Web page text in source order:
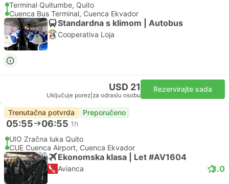
Terminal Quitumbe, Quito
Cuenca Bus Terminal, Cuenca Ekvador
Standardna s klimom | Autobus
Cooperativa Loja
USD 21
Uključuje porez za odraslu osobu
Rezervirajte sada
Trenutačna potvrda Preporučeno
05:55 06:55 1h
UIO Zračna luka Quito
CUE Cuenca Airport, Cuenca Ekvador
Ekonomska klasa | Let #AV1604
Avianca 3.0